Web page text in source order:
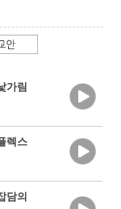
가림
렉스
담의